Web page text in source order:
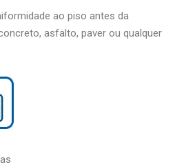
ao piso antes da
asfalto, paver ou qualquer